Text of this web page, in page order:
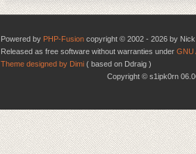
Powered by PHP-Fusion copyright © 2002 - 2026 by Nick
Released as free software without warranties under GNU
Theme designed by Dimi ( based on Ddraig )
Copyright © s1ipk0rn